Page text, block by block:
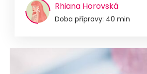
Rhiana Horovská
Doba přípravy: 40 min